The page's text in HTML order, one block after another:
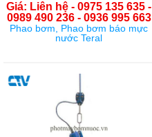
Giá: Liên hệ - 0975 135 635 -
0989 490 236 - 0936 995 663
Phao bơm, Phao bơm báo mực
nước Teral